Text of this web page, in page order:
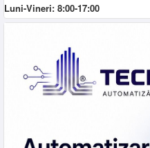
Luni-Vineri: 8:00-17:00